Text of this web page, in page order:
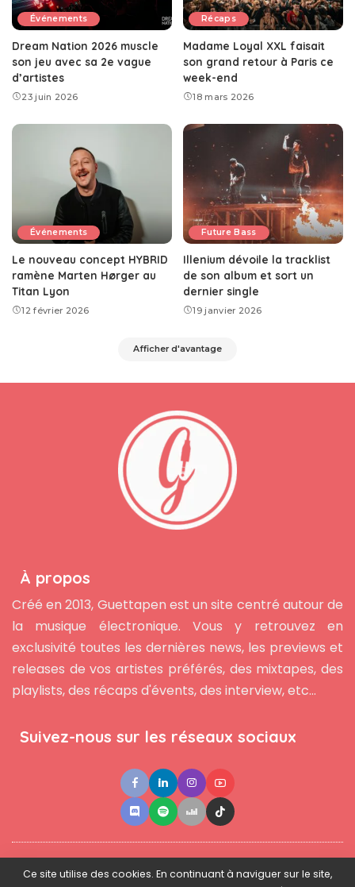
Événements
Dream Nation 2026 muscle
son jeu avec sa 2e vague
d’artistes
23 juin 2026
Récaps
Madame Loyal XXL faisait
son grand retour à Paris ce
week-end
18 mars 2026
Événements
Le nouveau concept HYBRID
ramène Marten Hørger au
Titan Lyon
12 février 2026
Future Bass
Illenium dévoile la tracklist
de son album et sort un
dernier single
19 janvier 2026
Afficher d'avantage
À propos
Créé en 2013, Guettapen est un site centré autour de
la musique électronique. Vous y retrouvez en
exclusivité toutes les dernières news, les previews et
releases de vos artistes préférés, des mixtapes, des
playlists, des récaps d'évents, des interview, etc...
Suivez-nous sur les réseaux sociaux
Contact ●Newsletter ● L'équipe ● Mentions légales
Ce site utilise des cookies. En continuant à naviguer sur le site,